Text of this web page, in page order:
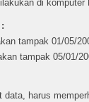
di
tampak 01/05/
tampak 05/01/
data, harus